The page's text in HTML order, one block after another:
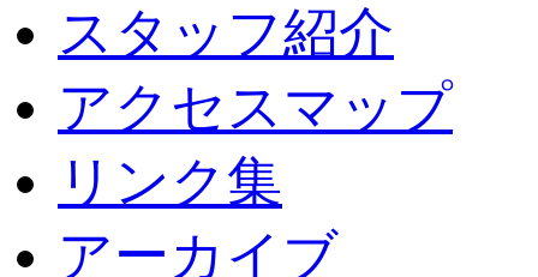
スタッフ紹介
アクセスマップ
リンク集
アーカイブ